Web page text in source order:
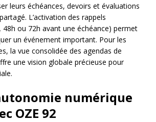
leurs échéances, devoirs et évaluations
L’activation des rappels
48h ou 72h avant une échéance) permet
un événement important. Pour les
la vue consolidée des agendas de
une vision globale précieuse pour
numérique
OZE 92